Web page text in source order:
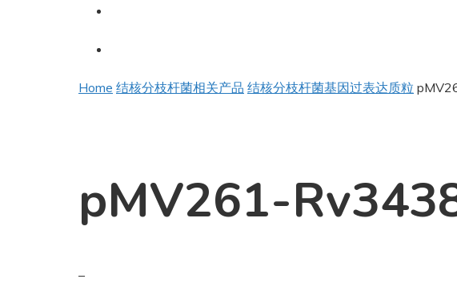
Home 结核分枝杆菌相关产品 结核分枝杆菌基因过表达质粒
pMV261-
–